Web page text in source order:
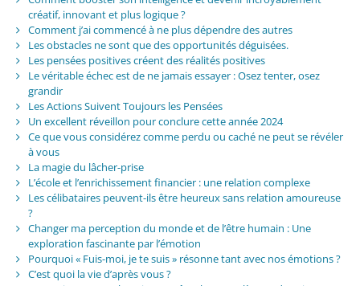
créatif, innovant et plus logique ?
Comment j’ai commencé à ne plus dépendre des autres
Les obstacles ne sont que des opportunités déguisées.
Les pensées positives créent des réalités positives
Le véritable échec est de ne jamais essayer : Osez tenter, osez
grandir
Les Actions Suivent Toujours les Pensées
Un excellent réveillon pour conclure cette année 2024
Ce que vous considérez comme perdu ou caché ne peut se révéler
à vous
La magie du lâcher-prise
L’école et l’enrichissement financier : une relation complexe
Les célibataires peuvent-ils être heureux sans relation amoureuse
?
Changer ma perception du monde et de l’être humain : Une
exploration fascinante par l’émotion
Pourquoi « Fuis-moi, je te suis » résonne tant avec nos émotions ?
C’est quoi la vie d’après vous ?